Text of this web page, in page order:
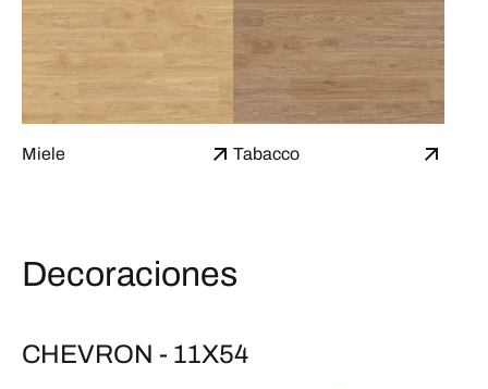
Miele Tabacco
Decoraciones
CHEVRON - 11X54